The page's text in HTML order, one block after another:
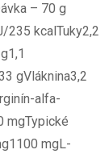
– 70 g
235 kcalTuky2,2
gVláknina3,2
alfa-
mgTypické
mgL-